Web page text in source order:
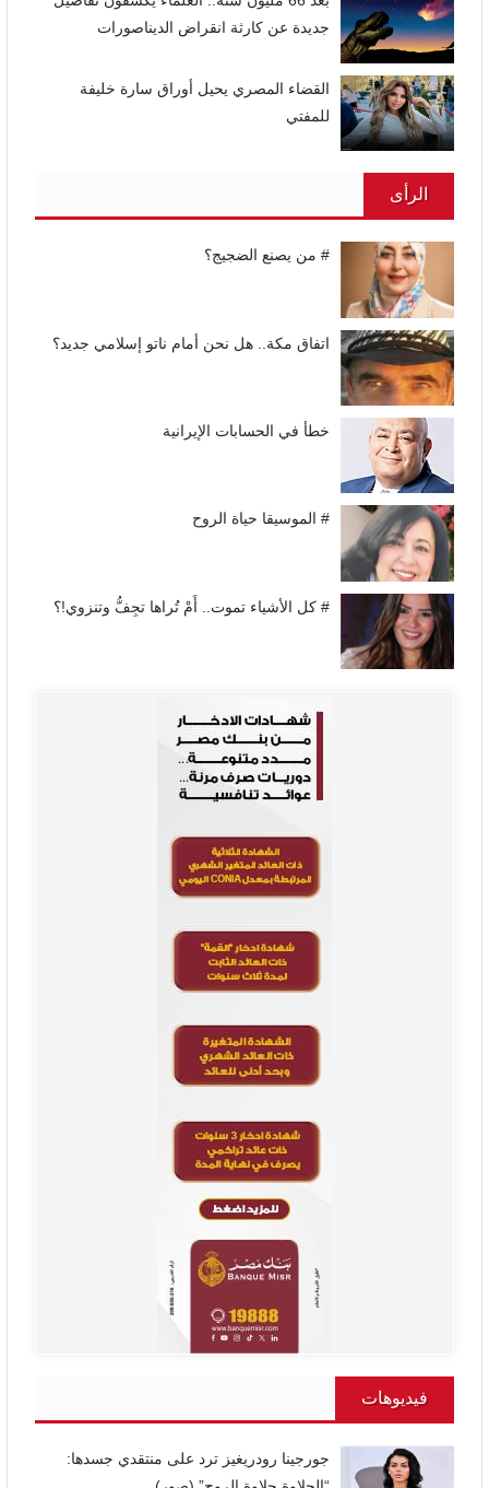
جديدة عن كارثة انقراض الديناصورات
القضاء المصري يحيل أوراق سارة خليفة
للمفتي
الرأى
# من يصنع الضجيج؟
اتفاق مكة.. هل نحن أمام ناتو إسلامي جديد؟
خطأ في الحسابات الإيرانية
# الموسيقا حياة الروح
# كل الأشياء تموت.. أَمْ تُراها تجِفُّ وتنزوي!؟
فيديوهات
جورجينا رودريغيز ترد على منتقدي جسدها: